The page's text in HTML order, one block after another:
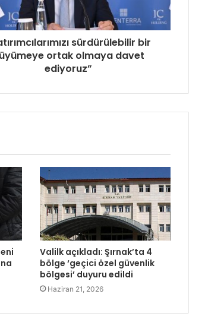
sürdürülebilir bir
ortak olmaya davet
ediyoruz”
Valilk açıkladı: Şırnak’ta 4
bölge ‘geçici özel güvenlik
bölgesi’ duyuru edildi
Haziran 21, 2026